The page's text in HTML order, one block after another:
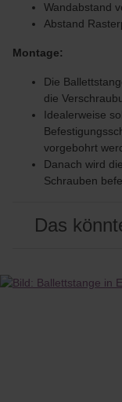
Wandabstand
Abstand
Montage:
Die
die
Idealerweise
vorgebohrt
Danach wird
Schrauben
Das